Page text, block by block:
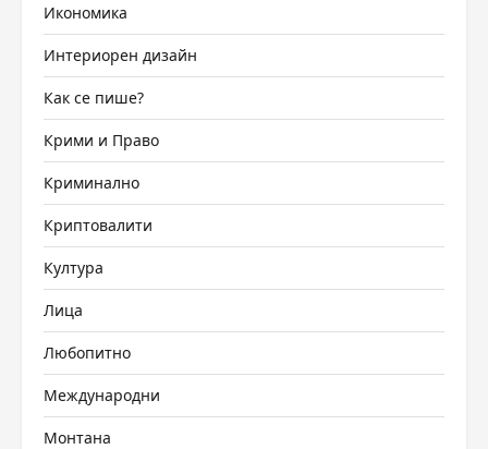
Икономика
Интериорен дизайн
Как се пише?
Крими и Право
Криминално
Криптовалити
Култура
Лица
Любопитно
Международни
Монтана